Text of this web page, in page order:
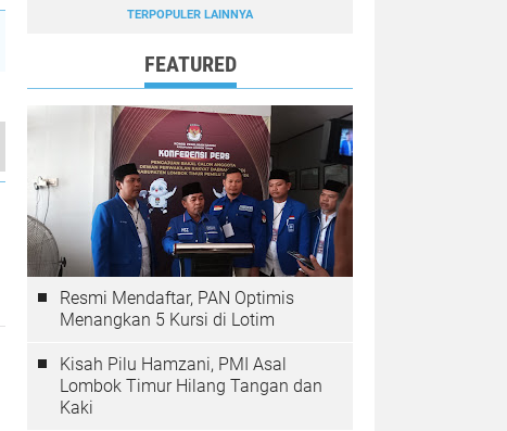
TERPOPULER LAINNYA
FEATURED
Resmi Mendaftar, PAN Optimis
Menangkan 5 Kursi di Lotim
Kisah Pilu Hamzani, PMI Asal
Lombok Timur Hilang Tangan dan
Kaki